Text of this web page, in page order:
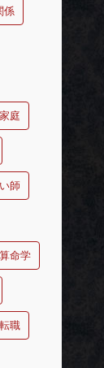
係
家庭
師
算命学
転職